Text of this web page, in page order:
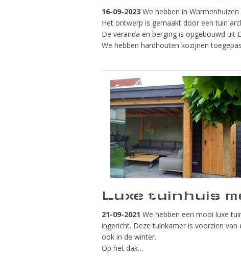
16-09-2023We hebben in
Het ontwerp is gemaakt door een tuin
De veranda en berging is opgebouwd uit
We hebben hardhouten kozijnen
Luxe tuinhuis
21-09-2021 We hebben een mooi luxe
ingericht. Deze tuinkamer is voorzien
ook in de winter.
Op het dak…